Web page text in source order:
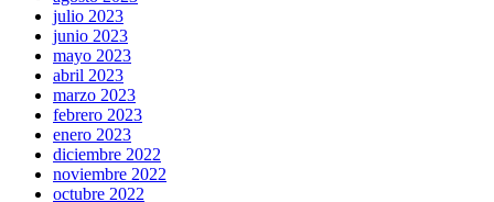
julio 2023
junio 2023
mayo 2023
abril 2023
marzo 2023
febrero 2023
enero 2023
diciembre 2022
noviembre 2022
octubre 2022